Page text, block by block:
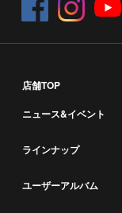
店舗TOP
ニュース&イベント
ラインナップ
ユーザーアルバム